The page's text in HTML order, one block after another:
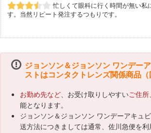
忙しくて眼科に行く時間が無い私
す。当然リピート発注するつもりです。
ジョンソン＆ジョンソン ワンデー
ストはコンタクトレンズ関係商品（
お勤め先など、お受け取りしやすいご住
能となります。
ジョンソン＆ジョンソン ワンデーアキュ
送方法につきましては通常、佐川急便を利